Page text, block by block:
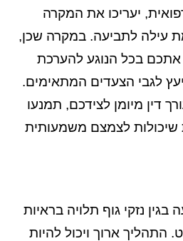
יעריכו את המקרה
עילה לתביעה. במקרה שכן,
אתכם בכל הנוגע להערכת
לגבי הצעדים המתאימים.
דין מיומן לצידכם, תמנעו
שיכולות לצמצם משמעותית
נזקי גוף תלויה בראיות
התהליך ארוך ויכול להיות